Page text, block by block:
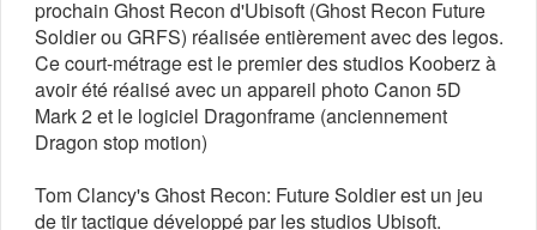
prochain Ghost Recon d'Ubisoft (Ghost Recon Future
Soldier ou GRFS) réalisée entièrement avec des legos.
Ce court-métrage est le premier des studios Kooberz à
avoir été réalisé avec un appareil photo Canon 5D
Mark 2 et le logiciel Dragonframe (anciennement
Dragon stop motion)
Tom Clancy's Ghost Recon: Future Soldier est un jeu
de tir tactique développé par les studios Ubisoft.